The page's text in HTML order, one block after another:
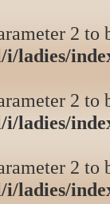
2 to
ladies/
2 to
ladies/
2 to
ladies/